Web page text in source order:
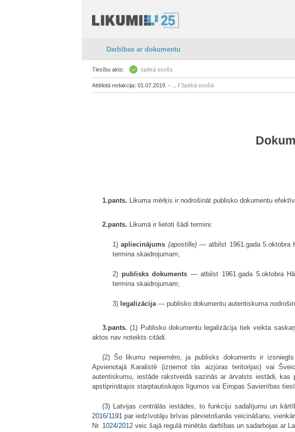
Darbības ar dokumentu
Tiesību akts: spēkā esošs
Attēlotā redakcija: 01.07.2019. - ... / Spēkā esošā
1.pants. Likuma mērķis ir nodrošināt publisko dokumentu
2.pants. Likumā ir lietoti šādi termini:
1)apliecinājums (apostille)— atbilst 1961.gada 5.oktobra
termina skaidrojumam;
2) publisks dokuments — atbilst 1961.gada 5.oktobra
termina skaidrojumam;
3) legalizācija — publisko dokumentu autentiskuma
3.pants. (1) Publisko dokumentu legalizācija tiek veikta
aktos nav noteikts citādi.
(2) Šo likumu nepiemēro, ja publisks dokuments ir
Apvienotajā Karalistē (izņemot tās aizjūras teritorijas) vai
autentiskumu, iestāde rakstveidā sazinās ar ārvalsts iestādi,
apstiprinātajos starptautiskajos līgumos vai Eiropas Savienības
(3) Latvijas centrālās iestādes, to funkciju sadalījumu un
2016/1191 par iedzīvotāju brīvas pārvietošanās veicināšanu,
Nr. 1024/2012 veic šajā regulā minētās darbības un sadarbojas ar